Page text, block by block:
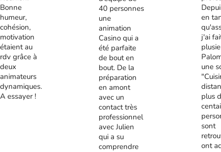
Bonne
humeur,
cohésion,
motivation
étaient au
rdv grâce à
deux
animateurs
dynamiques.
A essayer !
40 personnes
une
animation
Casino qui a
été parfaite
de bout en
bout. De la
préparation
en amont
avec un
contact très
professionnel
avec Julien
qui a su
comprendre
en
j'ai
une
plus
sont
ont